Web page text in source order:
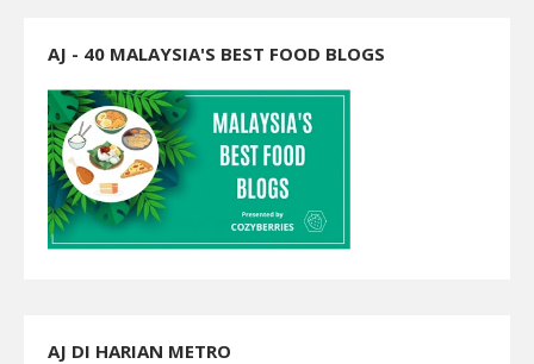
AJ - 40 MALAYSIA'S BEST FOOD BLOGS
AJ DI HARIAN METRO